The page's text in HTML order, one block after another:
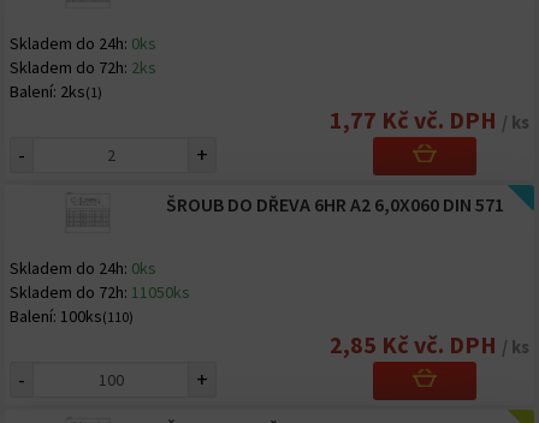
Skladem do 24h: 0ks
Skladem do 72h: 2ks
Balení: 2ks(1)
1,77 Kč vč. DPH / ks
- +
ŠROUB DO DŘEVA 6HR A2 6,0X060 DIN 571
Skladem do 24h: 0ks
Skladem do 72h: 11050ks
Balení: 100ks(110)
2,85 Kč vč. DPH / ks
- +